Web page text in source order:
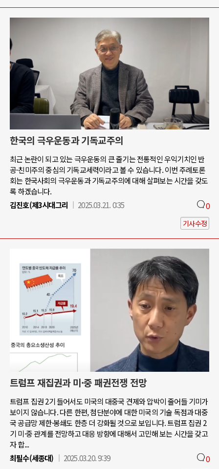
한국의 극우운동과 기독교주의
최근 논란이 되고 있는 극우운동의 큰 줄기는 전통적인 우익기치인 반
공-친미주의 중심의 기독교세력이라고 볼 수 있습니다. 이번 주례토론
회는 한국사회의 극우운동과 기독교주의에 대해 살펴보는 시간을 갖도
록 하겠습니다.
김진호(제3시대그리
2025.03.21. 0:35 0
기사수정
트럼프 재집권과 미·중 패권전쟁 전망
트럼프 집권 2기 들어서도 미국의 대중국 견제와 압박이 줄어들 기미가
보이지 않습니다. 다른 한편, 첨단분야에 대한 미국의 기술 독점과 대중
국 공급망 제한·봉쇄도 한층 더 강화될 것으로 보입니다. 트럼프 집권 2
기 미·중 관계를 전망하고 대응 방향에 대해서 고민해 보는 시간을 갖고
자 합...
최필수(세종대)
2025.03.20. 9:39 0